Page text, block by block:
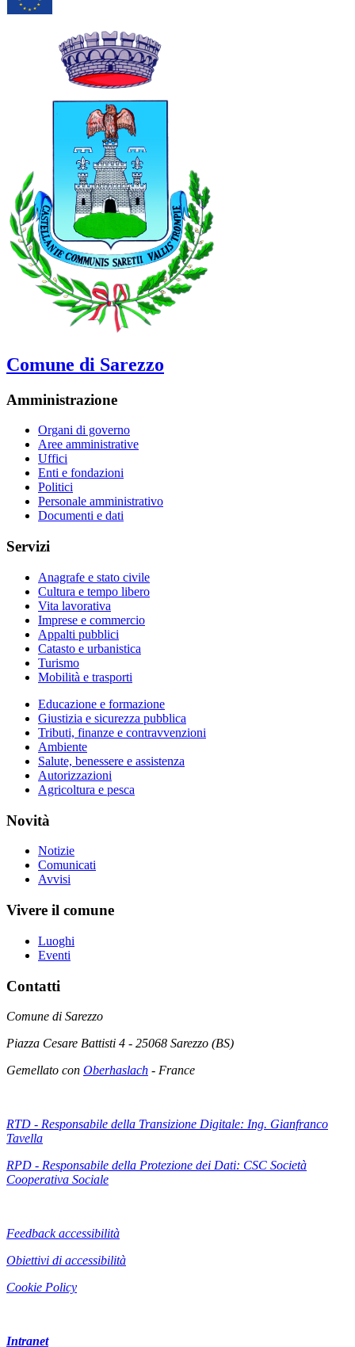
Comune di Sarezzo
Amministrazione
Organi di governo
Aree amministrative
Uffici
Enti e fondazioni
Politici
Personale amministrativo
Documenti e dati
Servizi
Anagrafe e stato civile
Cultura e tempo libero
Vita lavorativa
Imprese e commercio
Appalti pubblici
Catasto e urbanistica
Turismo
Mobilità e trasporti
Educazione e formazione
Giustizia e sicurezza pubblica
Tributi, finanze e contravvenzioni
Ambiente
Salute, benessere e assistenza
Autorizzazioni
Agricoltura e pesca
Novità
Notizie
Comunicati
Avvisi
Vivere il comune
Luoghi
Eventi
Contatti
Comune di Sarezzo
Piazza Cesare Battisti 4 - 25068 Sarezzo (BS)
Gemellato con Oberhaslach - France
RTD - Responsabile della Transizione Digitale: Ing. Gianfranco
Tavella
RPD - Responsabile della Protezione dei Dati: CSC Società
Cooperativa Sociale
Feedback accessibilità
Obiettivi di accessibilità
Cookie Policy
Intranet